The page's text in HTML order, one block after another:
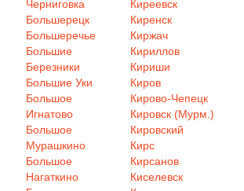
Черниговка
Большерецк
Большеречье
Большие
Березники
Большие Уки
Большое
Игнатово
Большое
Мурашкино
Большое
Нагаткино
Киреевск
Киренск
Киржач
Кириллов
Кириши
Киров
Кирово-Чепецк
Кировск (Мурм.)
Кировский
Кирс
Кирсанов
Киселевск